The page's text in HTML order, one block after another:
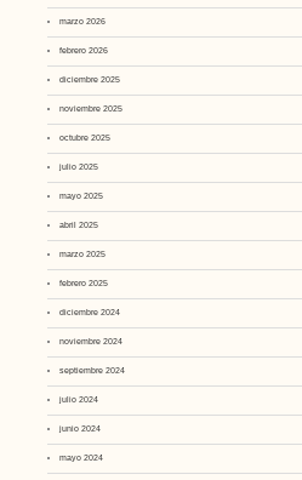
marzo 2026
febrero 2026
diciembre 2025
noviembre 2025
octubre 2025
julio 2025
mayo 2025
abril 2025
marzo 2025
febrero 2025
diciembre 2024
noviembre 2024
septiembre 2024
julio 2024
junio 2024
mayo 2024